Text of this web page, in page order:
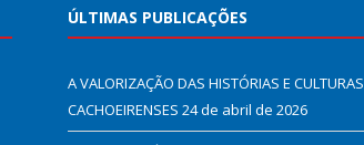
ÚLTIMAS PUBLICAÇÕES
A VALORIZAÇÃO DAS HISTÓRIAS E CULTURAS
CACHOEIRENSES 24 de abril de 2026